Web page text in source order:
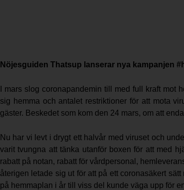
Nöjesguiden Thatsup lanserar nya kampanjen
I mars slog coronapandemin till med full kraft
sig hemma och antalet restriktioner för att mota
gäster. Beskedet som kom den 24 mars, om att
Nu har vi levt i drygt ett halvår med viruset och
varit tvungna att tänka utanför boxen för att med
rabatt på notan, rabatt för vårdpersonal,
återigen letade sig ut för att på ett coronasäkert
på hemmaplan i år till viss del kunde väga upp för